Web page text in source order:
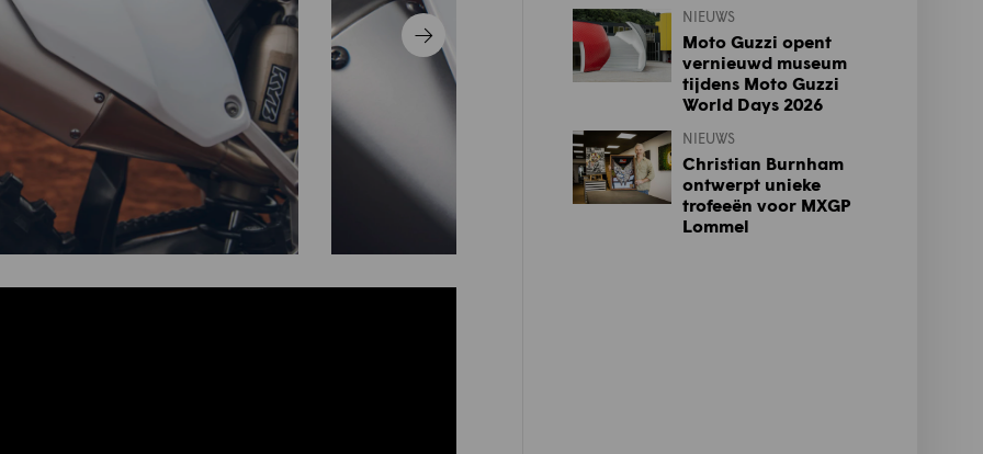
NIEUWS
Moto Guzzi opent
vernieuwd museum
tijdens Moto Guzzi
World Days 2026
NIEUWS
Christian Burnham
ontwerpt unieke
trofeeën voor MXGP
Lommel